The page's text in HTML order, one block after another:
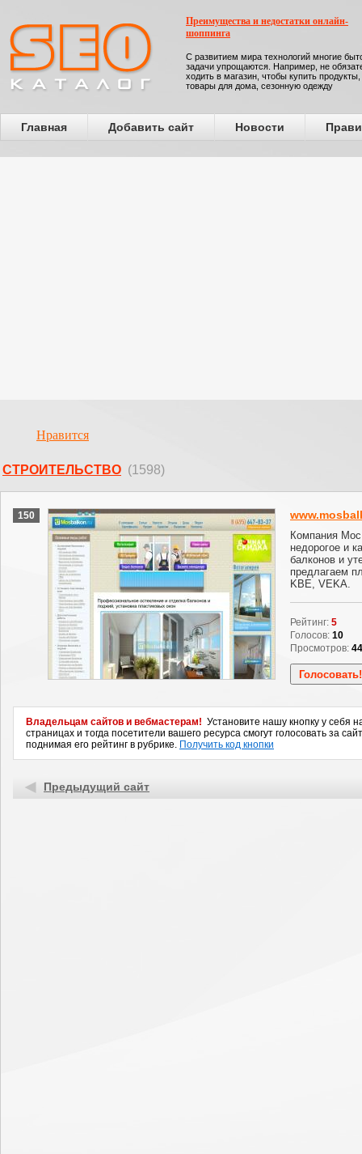
Преимущества и недостатки онлайн-
шоппинга
С развитием мира технологий многие
задачи упрощаются. Например, не
ходить в магазин, чтобы купить продукты,
товары для дома, сезонную одежду
Главная Добавить сайт Новости
Нравится
СТРОИТЕЛЬСТВО (1598)
150
Компания
недорогое и
балконов и
предлагаем
KBE, VEKA.
Рейтинг: 5
Голосов: 10
Просмотров:
Владельцам сайтов и вебмастерам! Установите нашу кнопку у себя
страницах и тогда посетители вашего ресурса смогут голосовать за
поднимая его рейтинг в рубрике. Получить код кнопки
Предыдущий сайт